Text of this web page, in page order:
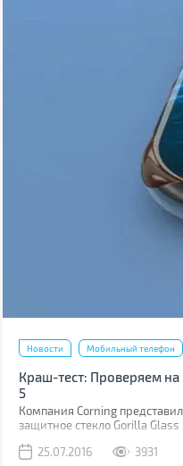
Новости Мобильный телефон
Краш-тест: Проверяем на
5
Компания Corning
защитное стекло Gorilla
Как правило, большинство из
25.07.2016 3931